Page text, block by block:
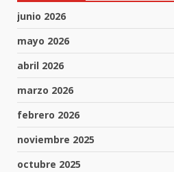
junio 2026
mayo 2026
abril 2026
marzo 2026
febrero 2026
noviembre 2025
octubre 2025